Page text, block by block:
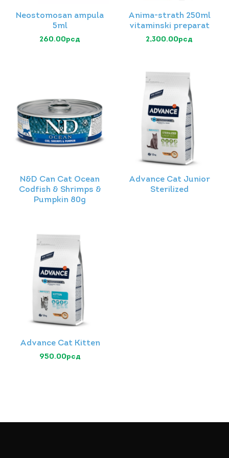
Neostomosan ampula
5ml
260.00рсд
Anima-strath 250ml
vitaminski preparat
2,300.00рсд
N&D Can Cat Ocean
Codfish & Shrimps &
Pumpkin 80g
Advance Cat Junior
Sterilized
Advance Cat Kitten
950.00рсд